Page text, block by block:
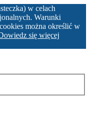
w celach
Warunki
można określić w
się więcej